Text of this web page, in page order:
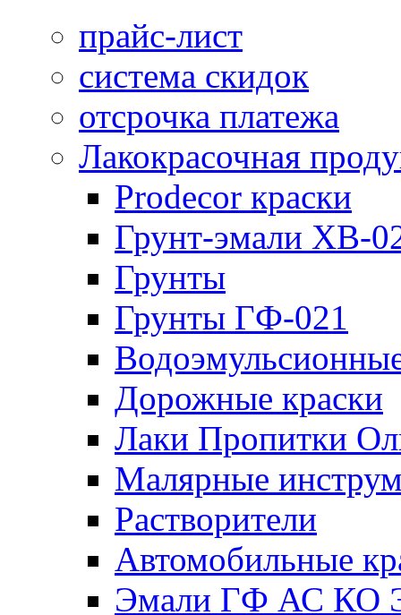
прайс-лист
система скидок
отсрочка платежа
Лакокрасочная
Prodecor краски
Грунт-эмали ХВ-
Грунты
Грунты ГФ-021
Дорожные краски
Лаки Пропитки
Малярные
Растворители
Автомобильные
Эмали ГФ АС КО